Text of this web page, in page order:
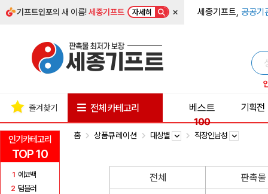
기프트인포의 새 이름!세종기프트 자세히 × 세종기프트, 공공기
인기카테고리
TOP 10
1 에코백
2 텀블러
즐겨찾기 전체 카테고리
베스트
100
기획전
홈 상품큐레이션 대상별 직장인남성
전체
판촉물